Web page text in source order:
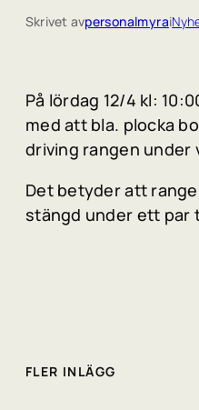
Skrivet avpersonalmyrai
På lördag 12/4 kl:
med att bla. plocka
driving rangen under
Det betyder att
stängd under ett par
FLER INLÄGG